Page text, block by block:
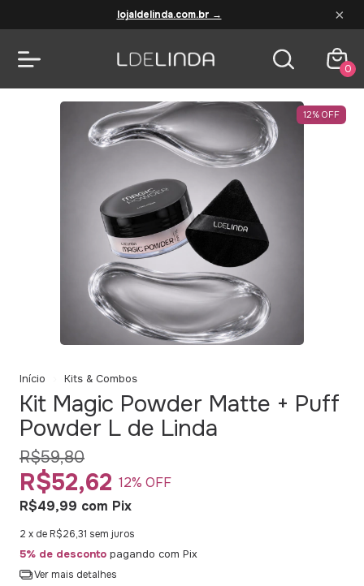
lojaldelinda.com.br → ×
0
12% OFF
Início Kits & Combos
Kit Magic Powder Matte + Puff
Powder L de Linda
R$59,80
R$52,62 12% OFF
R$49,99 com Pix
2 x de R$26,31 sem juros
5% de desconto pagando com Pix
Ver mais detalhes